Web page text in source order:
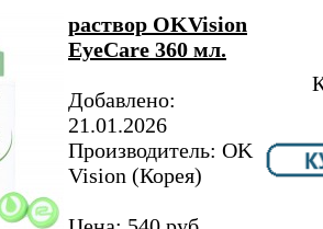
раствор OKVision
EyeCare 360 мл.
Добавлено:
21.01.2026
Производитель: OK
Vision (Корея)